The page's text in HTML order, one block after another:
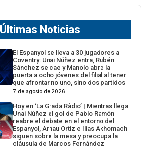
Últimas Noticias
El Espanyol se lleva a 30 jugadores a
Coventry: Unai Núñez entra, Rubén
Sánchez se cae y Manolo abre la
puerta a ocho jóvenes del filial al tener
que afrontar no uno, sino dos partidos
7 de agosto de 2026
Hoy en ‘La Grada Ràdio’ | Mientras llega
Unai Núñez el gol de Pablo Ramón
reabre el debate en el entorno del
Espanyol, Arnau Ortiz e Ilias Akhomach
siguen sobre la mesa y preocupa la
cláusula de Marcos Fernández